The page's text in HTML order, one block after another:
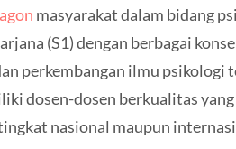
masyarakat dalam bidang
(S1) dengan berbagai
perkembangan ilmu psikologi
dosen-dosen berkualitas
nasional maupun